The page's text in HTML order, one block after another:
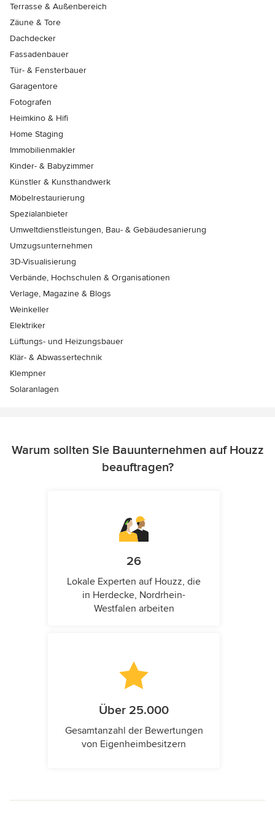
Terrasse & Außenbereich
Zäune & Tore
Dachdecker
Fassadenbauer
Tür- & Fensterbauer
Garagentore
Fotografen
Heimkino & Hifi
Home Staging
Immobilienmakler
Kinder- & Babyzimmer
Künstler & Kunsthandwerk
Möbelrestaurierung
Spezialanbieter
Umweltdienstleistungen, Bau- & Gebäudesanierung
Umzugsunternehmen
3D-Visualisierung
Verbände, Hochschulen & Organisationen
Verlage, Magazine & Blogs
Weinkeller
Elektriker
Lüftungs- und Heizungsbauer
Klär- & Abwassertechnik
Klempner
Solaranlagen
Warum sollten Sie Bauunternehmen auf Houzz
beauftragen?
26
Lokale Experten auf Houzz, die
in Herdecke, Nordrhein-
Westfalen arbeiten
Über 25.000
Gesamtanzahl der Bewertungen
von Eigenheimbesitzern